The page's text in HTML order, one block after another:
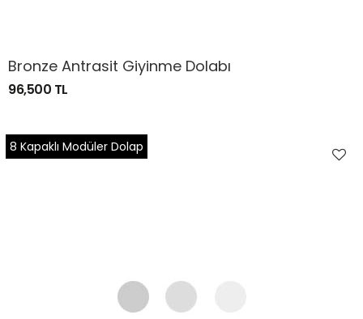
Bronze Antrasit Giyinme Dolabı
96,500 TL
8 Kapaklı Modüler Dolap